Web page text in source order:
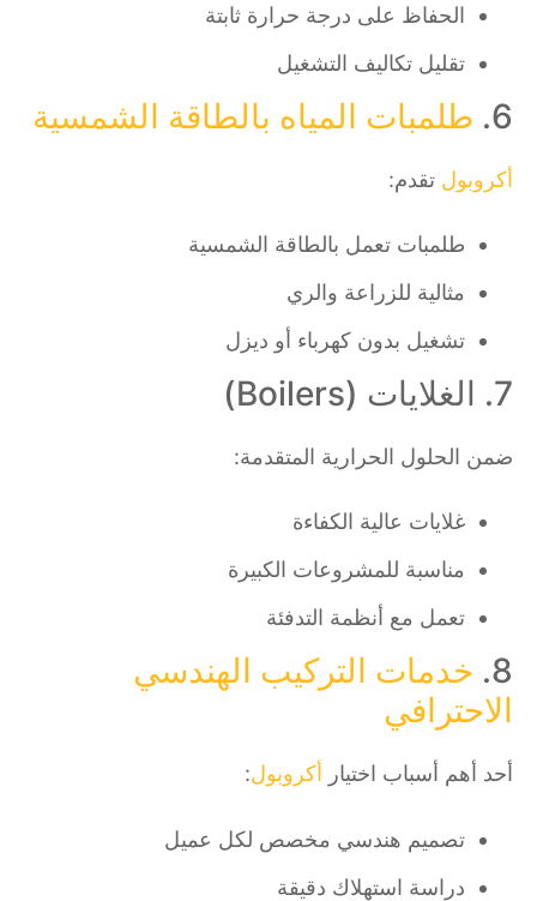
الحفاظ على درجة حرارة ثابتة
تقليل تكاليف التشغيل
طلمبات المياه بالطاقة الشمسية
أكروبولتقدم:
طلمبات تعمل بالطاقة الشمسية
مثالية للزراعة والري
تشغيل بدون كهرباء أو ديزل
ضمن الحلول الحرارية المتقدمة:
غلايات عالية الكفاءة
مناسبة للمشروعات الكبيرة
تعمل مع أنظمة التدفئة
خدمات التركيب الهندسي
الاحترافي
أحد أهم أسباب اختيارأكروبول:
تصميم هندسي مخصص لكل عميل
دراسة استهلاك دقيقة